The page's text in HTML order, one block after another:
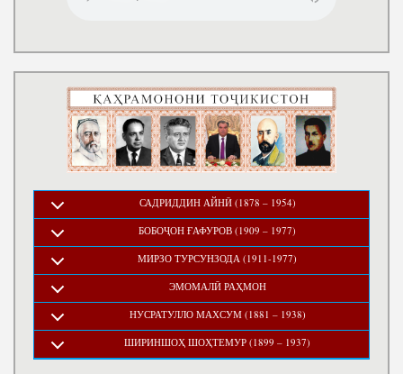
САДРИДДИН АЙНӢ (1878 – 1954)
БОБОҶОН ҒАФУРОВ (1909 – 1977)
МИРЗО ТУРСУНЗОДА (1911-1977)
ЭМОМАЛӢ РАҲМОН
НУСРАТУЛЛО МАХСУМ (1881 – 1938)
ШИРИНШОҲ ШОҲТЕМУР (1899 – 1937)